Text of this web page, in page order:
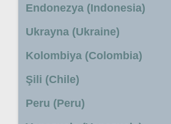
Endonezya (Indonesia)
Ukrayna (Ukraine)
Kolombiya (Colombia)
Şili (Chile)
Peru (Peru)